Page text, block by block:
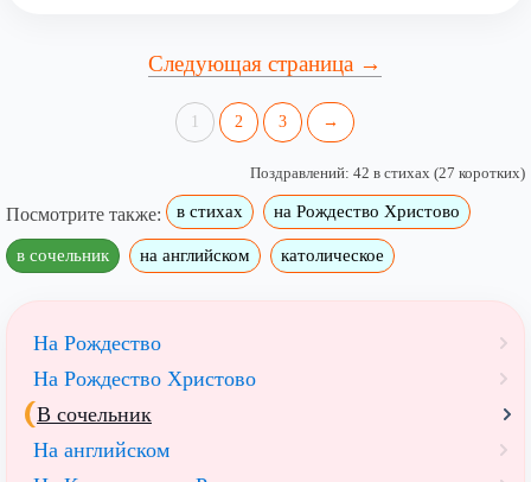
Следующая страница →
1 2 3 →
Поздравлений: 42 в стихах (27 коротких)
Посмотрите также: в стихах на Рождество Христово
в сочельник на английском католическое
На Рождество
На Рождество Христово
В сочельник
На английском